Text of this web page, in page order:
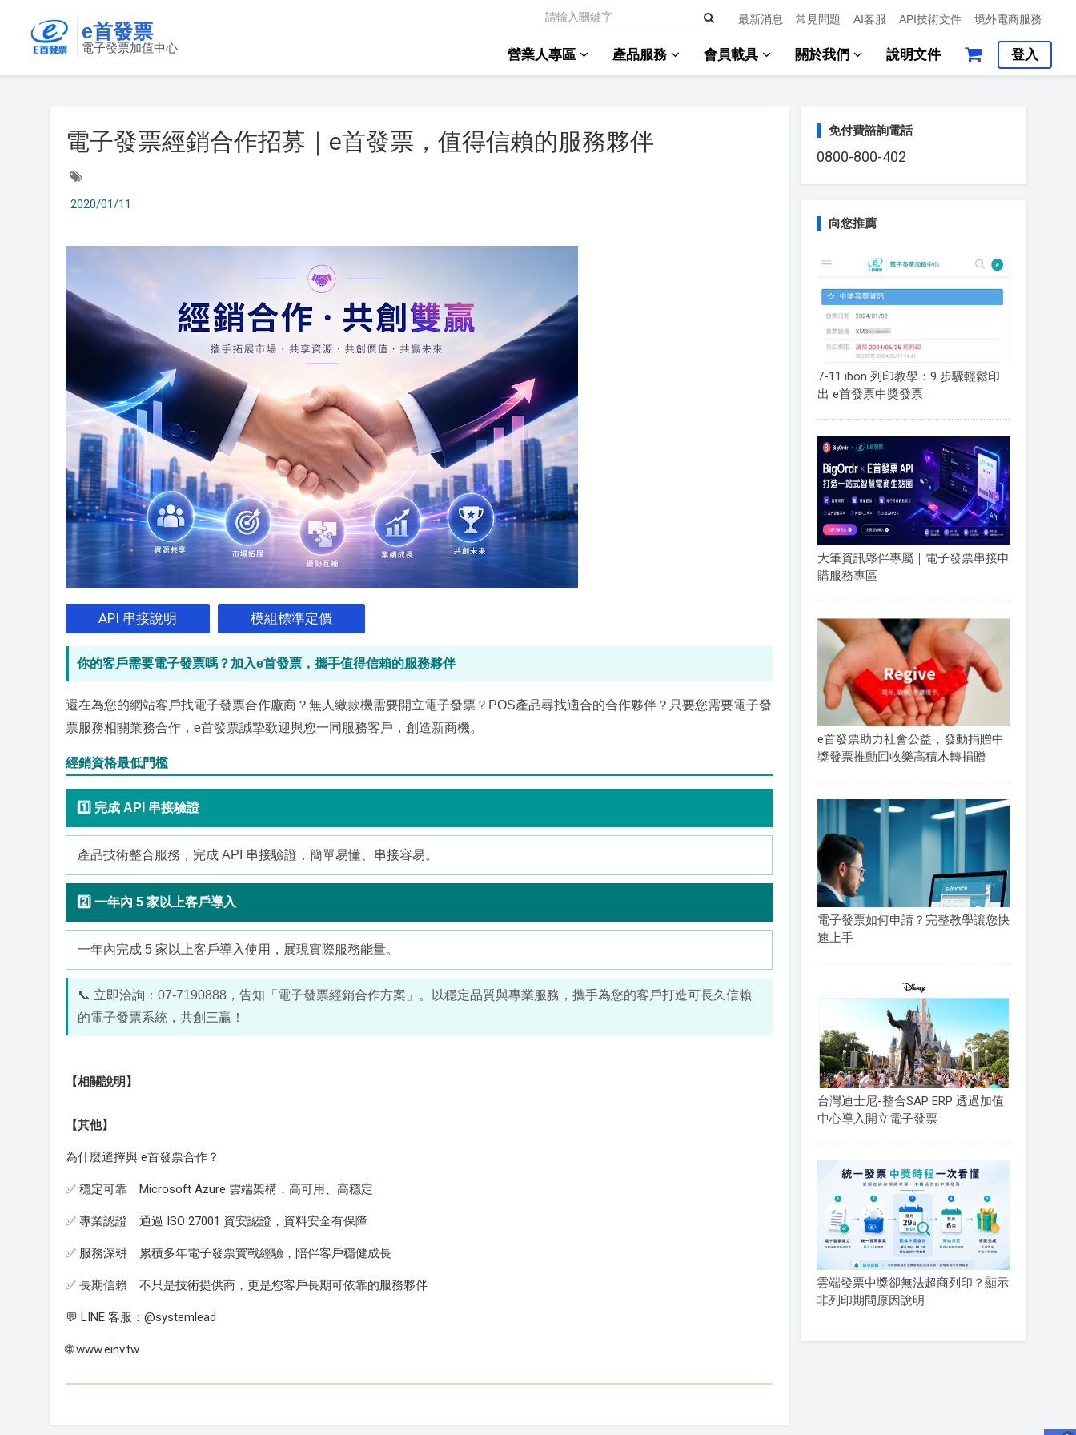
e首發票
電子發票加值中心
最新消息 常見問題 AI客服 API技術文件 境外電商服務
營業人專區 產品服務 會員載具 關於我們 說明文件 登入
電子發票經銷合作招募｜e首發票，值得信賴的服務夥伴
2020/01/11
API 串接說明 模組標準定價
你的客戶需要電子發票嗎？加入e首發票，攜手值得信賴的服務夥伴
還在為您的網站客戶找電子發票合作廠商？無人繳款機需要開立電子發票？POS產品尋找適合的合作夥伴？只要您需要電子發
票服務相關業務合作，e首發票誠摯歡迎與您一同服務客戶，創造新商機。
經銷資格最低門檻
1️⃣ 完成 API 串接驗證
產品技術整合服務，完成 API 串接驗證，簡單易懂、串接容易。
2️⃣ 一年內 5 家以上客戶導入
一年內完成 5 家以上客戶導入使用，展現實際服務能量。
📞 立即洽詢：07-7190888，告知「電子發票經銷合作方案」。以穩定品質與專業服務，攜手為您的客戶打造可長久信賴
的電子發票系統，共創三贏！
【相關說明】
【其他】
為什麼選擇與 e首發票合作？
✅ 穩定可靠 Microsoft Azure 雲端架構，高可用、高穩定
✅ 專業認證 通過 ISO 27001 資安認證，資料安全有保障
✅ 服務深耕 累積多年電子發票實戰經驗，陪伴客戶穩健成長
✅ 長期信賴 不只是技術提供商，更是您客戶長期可依靠的服務夥伴
💬 LINE 客服：@systemlead
🌐 www.einv.tw
免付費諮詢電話
0800-800-402
向您推薦
7-11 ibon 列印教學：9 步驟輕鬆印
出 e首發票中獎發票
大筆資訊夥伴專屬｜電子發票串接申
購服務專區
e首發票助力社會公益，發動捐贈中
獎發票推動回收樂高積木轉捐贈
電子發票如何申請？完整教學讓您快
速上手
台灣迪士尼-整合SAP ERP 透過加值
中心導入開立電子發票
雲端發票中獎卻無法超商列印？顯示
非列印期間原因說明